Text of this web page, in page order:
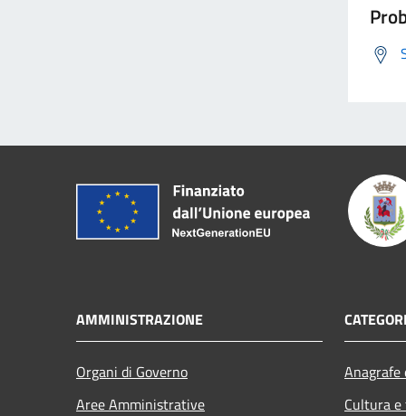
AMMINISTRAZIONE
Organi di Governo
Aree Amministrative
Cultura